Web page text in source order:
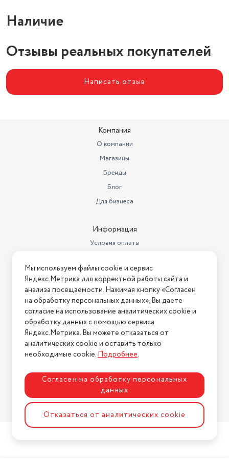
Наличие
Отзывы реальных покупателей
Написать отзыв
Компания
О компании
Магазины
Бренды
Блог
Для бизнеса
Информация
Условия оплаты
Условия возврата
Нашли ошибку на сайте? Напишите нам
2026 © Интернет-магазин "АстМаркет". У нас есть всё!
Политика конфиденциальности
Разработка сайтаASTDESIGN
Мы используем файлы cookie и сервис
Яндекс.Метрика для корректной работы сайта и
анализа посещаемости. Нажимая кнопку «Согласен
на обработку персональных данных», Вы даете
согласие на использование аналитических cookie и
обработку данных с помощью сервиса
Яндекс.Метрика. Вы можете отказаться от
аналитических cookie и оставить только
необходимые cookie.Подробнее.
Согласен на обработку персональных
данных
Отказаться от аналитических cookie